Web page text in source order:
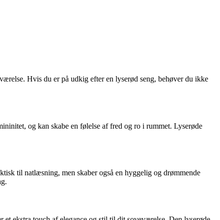
Hvis du er på udkig efter en lyserød seng, behøver du ikke
og kan skabe en følelse af fred og ro i rummet. Lyserøde
til natlæsning, men skaber også en hyggelig og drømmende